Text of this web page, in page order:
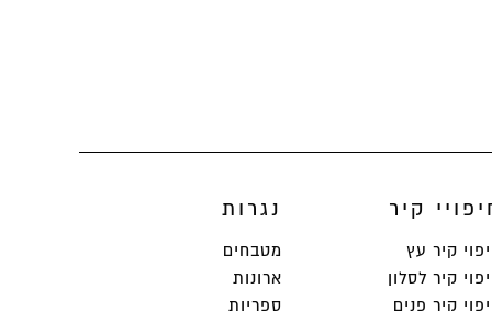
קיר
קיר עץ
קיר לסלון
קיר פנים
נגרות
מטבחים
ארונות
ספריות